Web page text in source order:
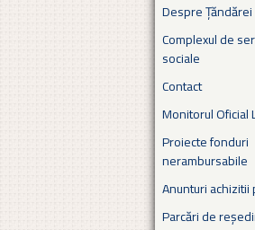
Despre Țăndărei
Complexul de
sociale
Contact
Monitorul Oficial
Proiecte fonduri
nerambursabile
Anunturi achizitii
Parcări de